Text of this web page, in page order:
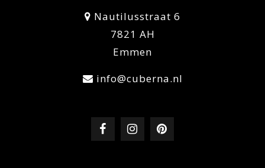
Nautilusstraat 6
7821 AH
Emmen
info@cuberna.nl